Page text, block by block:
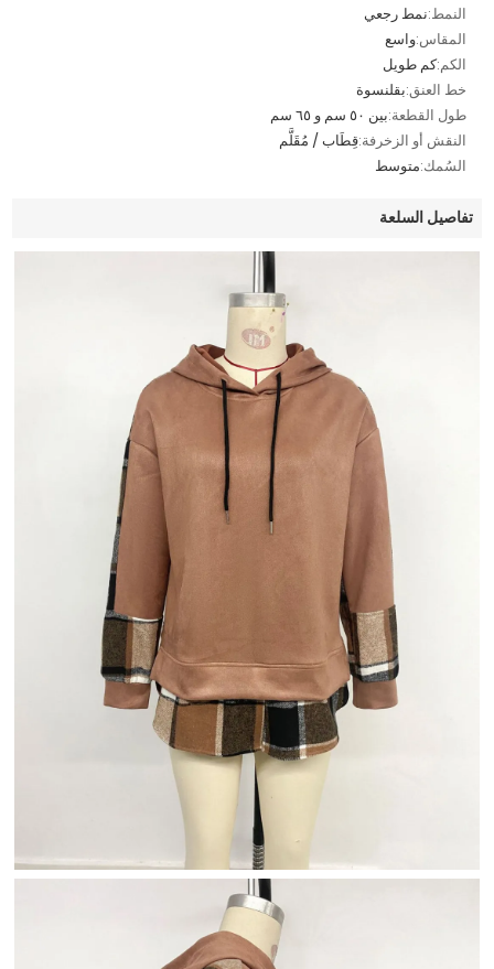
النمط:نمط رجعي
المقاس:واسع
الكم:كم طويل
خط العنق:بقلنسوة
طول القطعة:بين ٥٠ سم و ٦٥ سم
النقش أو الزخرفة:قِطَاب / مُقَلَّم
السُمك:متوسط
تفاصيل السلعة